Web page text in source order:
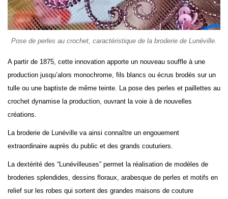
Pose de perles au crochet, caractéristique de la broderie de Lunéville.
A partir de 1875, cette innovation apporte un nouveau souffle à une
production jusqu’alors monochrome, fils blancs ou écrus brodés sur un
tulle ou une baptiste de même teinte. La pose des perles et paillettes au
crochet dynamise la production, ouvrant la voie à de nouvelles
créations.
La broderie de Lunéville va ainsi connaître un engouement
extraordinaire auprès du public et des grands couturiers.
La dextérité des “Lunévilleuses” permet la réalisation de modèles de
broderies splendides, dessins floraux, arabesque de perles et motifs en
relief sur les robes qui sortent des grandes maisons de couture